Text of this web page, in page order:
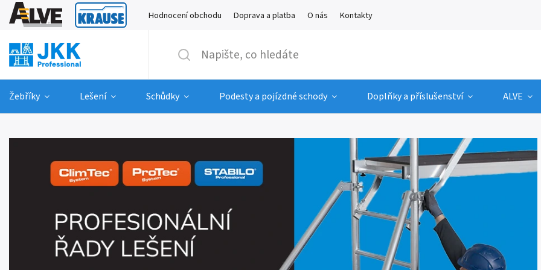
Hodnocení obchodu Doprava a platba O nás Kontakty
Žebříky Lešení Schůdky Podesty a pojízdné schody Doplňky a příslušenství ALVE